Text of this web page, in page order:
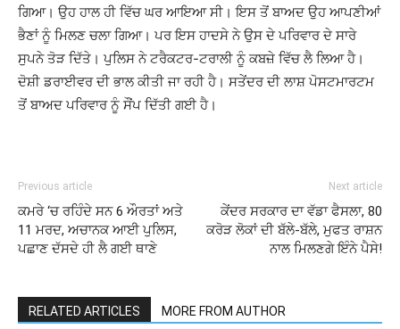
ਗਿਆ। ਉਹ ਹਾਲ ਹੀ ਵਿੱਚ ਘਰ ਆਇਆ ਸੀ। ਇਸ ਤੋਂ ਬਾਅਦ ਉਹ ਆਪਣੀਆਂ
ਭੈਣਾਂ ਨੂੰ ਮਿਲਣ ਚਲਾ ਗਿਆ। ਪਰ ਇਸ ਹਾਦਸੇ ਨੇ ਉਸ ਦੇ ਪਰਿਵਾਰ ਦੇ ਸਾਰੇ
ਸੁਪਨੇ ਤੋੜ ਦਿੱਤੇ। ਪੁਲਿਸ ਨੇ ਟਰੈਕਟਰ-ਟਰਾਲੀ ਨੂੰ ਕਬਜ਼ੇ ਵਿੱਚ ਲੈ ਲਿਆ ਹੈ।
ਦੋਸ਼ੀ ਡਰਾਈਵਰ ਦੀ ਭਾਲ ਕੀਤੀ ਜਾ ਰਹੀ ਹੈ। ਸਤੇਂਦਰ ਦੀ ਲਾਸ਼ ਪੋਸਟਮਾਰਟਮ
ਤੋਂ ਬਾਅਦ ਪਰਿਵਾਰ ਨੂੰ ਸੌਂਪ ਦਿੱਤੀ ਗਈ ਹੈ।
Previous article
ਕਮਰੇ ‘ਚ ਰਹਿੰਦੇ ਸਨ 6 ਔਰਤਾਂ ਅਤੇ
11 ਮਰਦ, ਅਚਾਨਕ ਆਈ ਪੁਲਿਸ,
ਪਛਾਣ ਦੱਸਦੇ ਹੀ ਲੈ ਗਈ ਥਾਣੇ
Next article
ਕੇਂਦਰ ਸਰਕਾਰ ਦਾ ਵੱਡਾ ਫੈਸਲਾ, 80
ਕਰੋੜ ਲੋਕਾਂ ਦੀ ਬੱਲੇ-ਬੱਲੇ, ਮੁਫਤ ਰਾਸ਼ਨ
ਨਾਲ ਮਿਲਣਗੇ ਇੰਨੇ ਪੈਸੇ!
RELATED ARTICLES MORE FROM AUTHOR